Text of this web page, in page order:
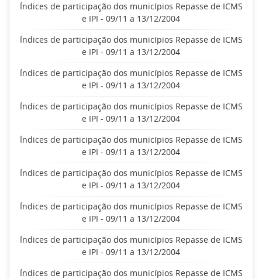
Índices de participação dos municípios Repasse de ICMS
e IPI - 09/11 a 13/12/2004
Índices de participação dos municípios Repasse de ICMS
e IPI - 09/11 a 13/12/2004
Índices de participação dos municípios Repasse de ICMS
e IPI - 09/11 a 13/12/2004
Índices de participação dos municípios Repasse de ICMS
e IPI - 09/11 a 13/12/2004
Índices de participação dos municípios Repasse de ICMS
e IPI - 09/11 a 13/12/2004
Índices de participação dos municípios Repasse de ICMS
e IPI - 09/11 a 13/12/2004
Índices de participação dos municípios Repasse de ICMS
e IPI - 09/11 a 13/12/2004
Índices de participação dos municípios Repasse de ICMS
e IPI - 09/11 a 13/12/2004
Índices de participação dos municípios Repasse de ICMS